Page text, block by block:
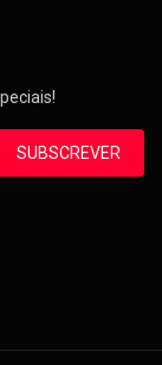
SUBSCREVER